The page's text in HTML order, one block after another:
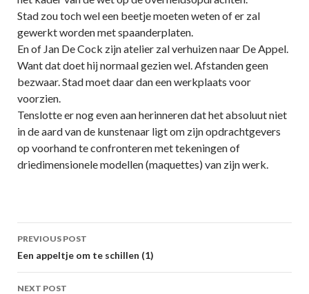
Stad zou toch wel een beetje moeten weten of er zal
gewerkt worden met spaanderplaten.
En of Jan De Cock zijn atelier zal verhuizen naar De Appel.
Want dat doet hij normaal gezien wel. Afstanden geen
bezwaar. Stad moet daar dan een werkplaats voor
voorzien.
Tenslotte er nog even aan herinneren dat het absoluut niet
in de aard van de kunstenaar ligt om zijn opdrachtgevers
op voorhand te confronteren met tekeningen of
driedimensionele modellen (maquettes) van zijn werk.
Post
navigation
PREVIOUS POST
Een appeltje om te schillen (1)
NEXT POST